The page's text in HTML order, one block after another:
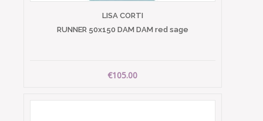
LISA CORTI
RUNNER 50x150 DAM DAM red sage
€105.00